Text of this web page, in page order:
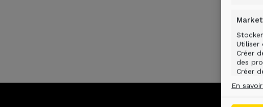
Utiliser
Créer
des
Créer
profils
En